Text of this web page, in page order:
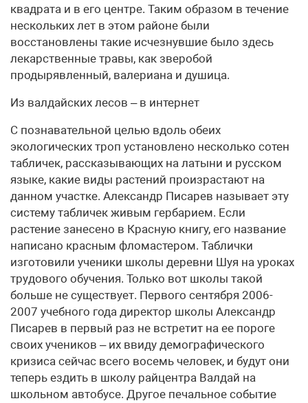
квадрата и в его центре. Таким образом в течение
нескольких лет в этом районе были
восстановлены такие исчезнувшие было здесь
лекарственные травы, как зверобой
продырявленный, валериана и душица.
Из валдайских лесов – в интернет
С познавательной целью вдоль обеих
экологических троп установлено несколько сотен
табличек, рассказывающих на латыни и русском
языке, какие виды растений произрастают на
данном участке. Александр Писарев называет эту
систему табличек живым гербарием. Если
растение занесено в Красную книгу, его название
написано красным фломастером. Таблички
изготовили ученики школы деревни Шуя на уроках
трудового обучения. Только вот школы такой
больше не существует. Первого сентября 2006-
2007 учебного года директор школы Александр
Писарев в первый раз не встретит на ее пороге
своих учеников – их ввиду демографического
кризиса сейчас всего восемь человек, и будут они
теперь ездить в школу райцентра Валдай на
школьном автобусе. Другое печальное событие